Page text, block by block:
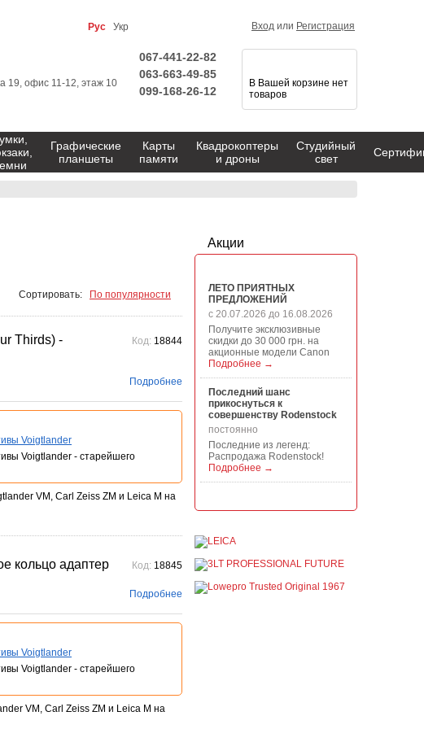
Сортировать: По популярности
Thirds) -
Код: 18844
Подробнее
Voigtlander
Voigtlander - старейшего
VM, Carl Zeiss ZM и Leica M на
кольцо адаптер Код: 18845
Подробнее
Voigtlander
Voigtlander - старейшего
VM, Carl Zeiss ZM и Leica M на
Акции
ЛЕТО ПРИЯТНЫХ
ПРЕДЛОЖЕНИЙ
с 20.07.2026 до 16.08.2026
Получите эксклюзивные
скидки до 30 000 грн. на
акционные модели Canon
Подробнее →
Последний шанс
прикоснуться к
совершенству Rodenstock
постоянно
Последние из легенд:
Распродажа Rodenstock!
Подробнее →
Manfrotto, National
продукции Manfrotto, National
гарантиров...
Подробнее →
Рус Укр Вход или Регистрация
19, офис 11-12, этаж 10
067-441-22-82
063-663-49-85
099-168-26-12
В Вашей корзине нет
товаров
Графические
планшеты
Карты
памяти
Квадрокоптеры
и дроны
Студийный
свет